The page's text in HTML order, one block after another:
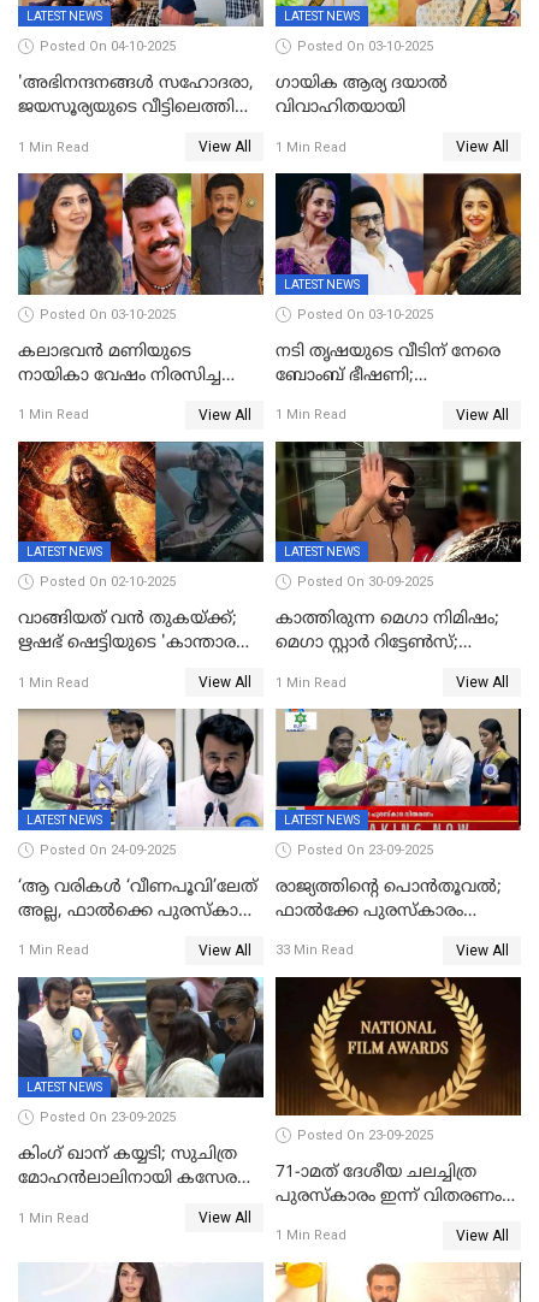
LATEST NEWS
Posted On 04-10-2025
'അഭിനന്ദനങ്ങൾ സഹോദരാ,
ജയസൂര്യയുടെ വീട്ടിലെത്തി
ആഘോഷം'
1 Min Read View All
LATEST NEWS
Posted On 03-10-2025
ഗായിക ആര്യ ദയാൽ
വിവാഹിതയായി
1 Min Read View All
Posted On 03-10-2025
കലാഭവൻ മണിയുടെ
നായികാ വേഷം നിരസിച്ച
നടി ദിവ്യ ഉണ്ണിയല്ലെന്നും
സമൂഹമാധ്യമത്തിൽ കുറിപ്പ്
1 Min Read View All
LATEST NEWS
Posted On 03-10-2025
നടി തൃഷയുടെ വീടിന് നേരെ
ബോംബ് ഭീഷണി;
കണ്ടെത്തൽ
1 Min Read View All
LATEST NEWS
Posted On 02-10-2025
വാങ്ങിയത് വൻ തുകയ്ക്ക്;
ഋഷഭ് ഷെട്ടിയുടെ 'കാന്താര
കാണാം
1 Min Read View All
LATEST NEWS
Posted On 30-09-2025
കാത്തിരുന്ന മെഗാ നിമിഷം;
മെഗാ സ്റ്റാർ റിട്ടേൺസ്;
ക്യാമറയ്ക്ക് മുന്നിലേക്ക്
1 Min Read View All
LATEST NEWS
Posted On 24-09-2025
‘ആ വരികള്‍ ‘വീണപൂവി’ലേത്
അല്ല, ഫാൽക്കെ പുരസ്‌കാരം
മോഹന്‍ലാല്‍ ഉദ്ധരിച്ച
വരികളെ ചൊല്ലി
സാമൂഹികമാധ്യമങ്ങളില്‍
ചര്‍ച്ച
1 Min Read View All
LATEST NEWS
Posted On 23-09-2025
രാജ്യത്തിന്റെ പൊൻതൂവൽ;
ഫാൽക്കേ പുരസ്കാരം
സിനിമ ആത്മാവിന്റെ
സ്പന്ദനമെന്ന് ലാൽ;
ഉർവശിക്കും വിജയരാഘവനും
ദേശീയ അവാർഡ്
33 Min Read View All
LATEST NEWS
Posted On 23-09-2025
കിംഗ് ഖാന് കയ്യടി; സുചിത്ര
മോഹൻലാലിനായി കസേര
ഖാൻ
1 Min Read View All
Posted On 23-09-2025
71-ാമത് ദേശീയ ചലച്ചിത്ര
പുരസ്‌കാരം ഇന്ന് വിതരണം
1 Min Read View All